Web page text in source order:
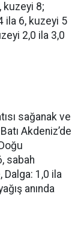
kuzeyi 8;
ila 6, kuzeyi 5
2,0 ila 3,0
sağanak ve
Akdeniz’de
sabah
Dalga: 1,0 ila
anında